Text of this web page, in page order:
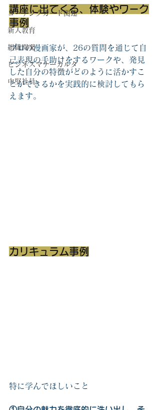
コーチングカード関連
新人教育
組織開発
ビジネスマナーカルタ
中堅社員
講座に出てくる、体験やワーク
事例
プロの漫画家が、26の質問を通じて自
己表現の手助けをするワークや、発見
した自分の特徴がどのように活かすこ
とができるかを実践的に検討してもら
えます。
カリキュラム事例
特に学んでほしいこと